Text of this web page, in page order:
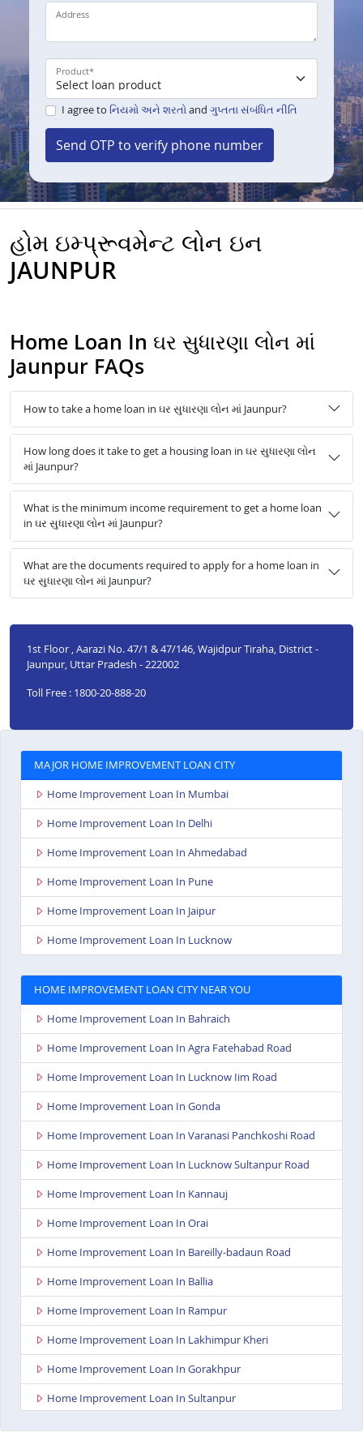
Address
Product*
I agree to નિયમો અને શરતોand ગુપ્તતા સંબંધિત નીતિ
Send OTP to verify phone number
હોમ ઇમ્પ્રૂવમેન્ટ લોન ઇન
JAUNPUR
Home Loan In ઘર સુધારણા લોન માં
Jaunpur FAQs
How to take a home loan in ઘર સુધારણા લોન માં Jaunpur?
How long does it take to get a housing loan in ઘર સુધારણા લોન
માં Jaunpur?
What is the minimum income requirement to get a home loan
in ઘર સુધારણા લોન માં Jaunpur?
What are the documents required to apply for a home loan in
ઘર સુધારણા લોન માં Jaunpur?
1st Floor , Aarazi No. 47/1 & 47/146, Wajidpur Tiraha, District -
Jaunpur, Uttar Pradesh - 222002
Toll Free : 1800-20-888-20
MAJOR HOME IMPROVEMENT LOAN CITY
Home Improvement Loan In Mumbai
Home Improvement Loan In Delhi
Home Improvement Loan In Ahmedabad
Home Improvement Loan In Pune
Home Improvement Loan In Jaipur
Home Improvement Loan In Lucknow
HOME IMPROVEMENT LOAN CITY NEAR YOU
Home Improvement Loan In Bahraich
Home Improvement Loan In Agra Fatehabad Road
Home Improvement Loan In Lucknow Iim Road
Home Improvement Loan In Gonda
Home Improvement Loan In Varanasi Panchkoshi Road
Home Improvement Loan In Lucknow Sultanpur Road
Home Improvement Loan In Kannauj
Home Improvement Loan In Orai
Home Improvement Loan In Bareilly-badaun Road
Home Improvement Loan In Ballia
Home Improvement Loan In Rampur
Home Improvement Loan In Lakhimpur Kheri
Home Improvement Loan In Gorakhpur
Home Improvement Loan In Sultanpur